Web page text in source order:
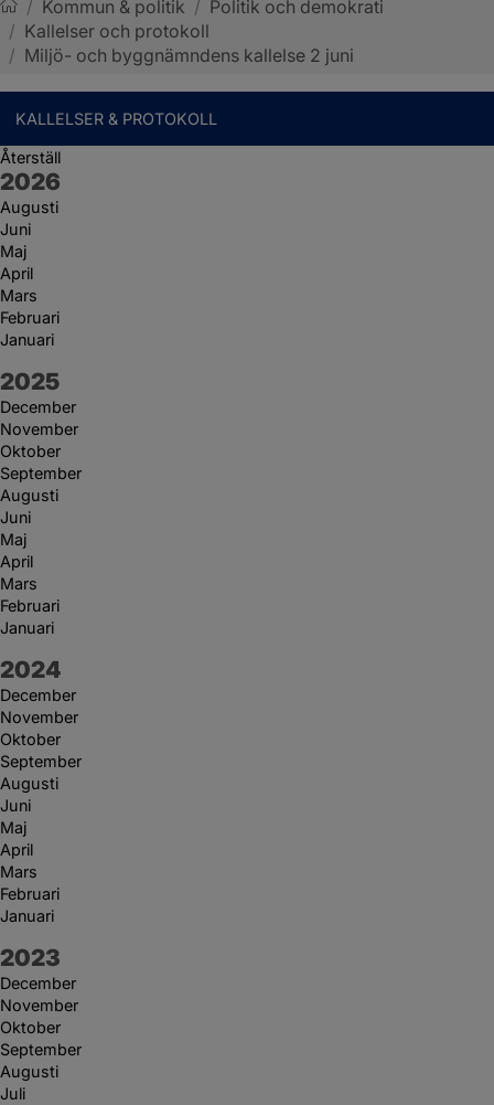
Sotenäs kommun
/ Kommun & politik / Politik och demokrati
/ Kallelser och protokoll
/ Miljö- och byggnämndens kallelse 2 juni
KALLELSER & PROTOKOLL
Återställ
År:
2026
Augusti
Juni
Maj
April
Mars
Februari
Januari
År:
2025
December
November
Oktober
September
Augusti
Juni
Maj
April
Mars
Februari
Januari
År:
2024
December
November
Oktober
September
Augusti
Juni
Maj
April
Mars
Februari
Januari
År:
2023
December
November
Oktober
September
Augusti
Juli